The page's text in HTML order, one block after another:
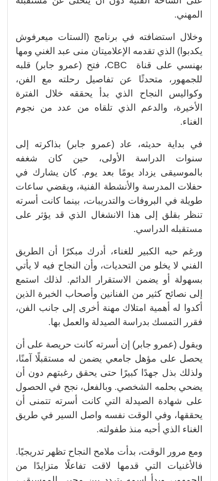
المهني.
وخلال استضافته في برنامج (الستات ميعرفوش
يكدبوا) الذي تقدمه الإعلاميتان منى عبد الغني ومها
بهنسي على قناة CBC، فتح (عمرو جابر) قلبه
للجمهور، متحدثًا عن تفاصيل رحلته مع الفن،
وكواليس النجاح الذي بدأ يحققه خلال الفترة
الأخيرة، والدعم الذي تلقاه من عدد من نجوم
الغناء.
في بداية حديثه، عاد (عمرو جابر) بذاكرته إلى
سنوات الدراسة الأولى، حين كان شغفه
بالموسيقى يزداد يومًا بعد يوم. كان يشارك في
حفلات المدرسة والأنشطة الفنية، ويقضي ساعات
طويلة في البروفات والتدريبات، بينما كانت أسرته
تنظر بقلق إلى هذا الانشغال الذي قد يؤثر على
مستقبله الدراسي.
ورغم حبه الكبير للغناء، أدرك مبكرًا أن الطريق
الفني لا يخلو من التحديات، وأن النجاح فيه لا يأتي
بسهولة أو يضمن الاستقرار الدائم. لذلك استمع
إلى نصائح كثير من الفنانين وأصحاب الخبرة الذين
أكدوا له أهمية امتلاك مهنة أخرى إلى جانب الفن،
فقرر التمسك بدراسة الصيدلة والعمل بها.
ويقول (عمرو جابر) إن أسرته كانت حريصة على أن
يحصل على مؤهل جامعي يضمن له مستقبلًا آمنًا،
ولذلك بذل جهدًا كبيرًا حتى يحقق رغبتهم دون أن
يضحي بحلمه الشخصي. وبالفعل، نجح في الحصول
على شهادة الصيدلة التي كانت أسرته تتمنى أن
يحققها، وفي الوقت نفسه واصل السير في طريق
الغناء الذي أحبه منذ طفولته.
ومع مرور الوقت، بدأت ملامح النجاح تظهر تدريجيًا.
فالأغنيات التي قدمها لاقت تفاعلًا متزايدًا من